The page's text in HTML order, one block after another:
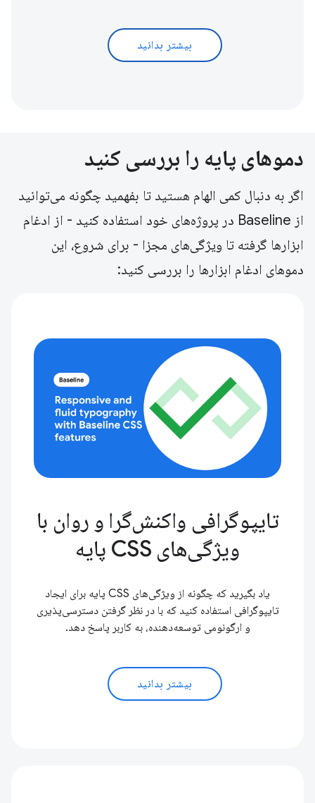
بیشتر بدانید
دموهای پایه را بررسی کنید
اگر به دنبال کمی الهام هستید تا بفهمید چگونه می‌توانید
از Baseline در پروژه‌های خود استفاده کنید - از ادغام
ابزارها گرفته تا ویژگی‌های مجزا - برای شروع، این
دموهای ادغام ابزارها را بررسی کنید:
تایپوگرافی واکنش‌گرا و روان با
ویژگی‌های CSS پایه
یاد بگیرید که چگونه از ویژگی‌های CSS پایه برای ایجاد
تایپوگرافی استفاده کنید که با در نظر گرفتن دسترسی‌پذیری
و ارگونومی توسعه‌دهنده، به کاربر پاسخ دهد.
بیشتر بدانید